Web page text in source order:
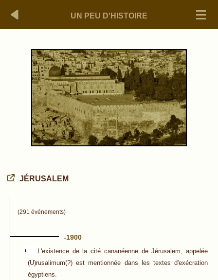
UN PEU D'HISTOIRE
JÉRUSALEM
(291 événements)
-1900
L'existence de la cité cananéenne de Jérusalem, appelée
(U)rusalimum(?) est mentionnée dans les textes d'exécration
égyptiens.